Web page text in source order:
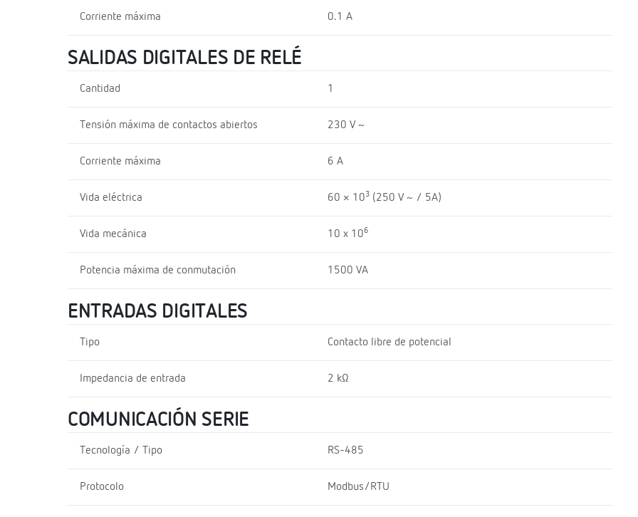
Corriente máxima 0.1 A
SALIDAS DIGITALES DE RELÉ
Cantidad 1
Tensión máxima de contactos abiertos 230 V ~
Corriente máxima 6 A
Vida eléctrica 60 × 103(250 V ~ / 5A)
Vida mecánica 10 x 106
Potencia máxima de conmutación 1500 VA
ENTRADAS DIGITALES
Tipo Contacto libre de potencial
Impedancia de entrada 2 kΩ
COMUNICACIÓN SERIE
Tecnología / Tipo RS-485
Protocolo Modbus/RTU